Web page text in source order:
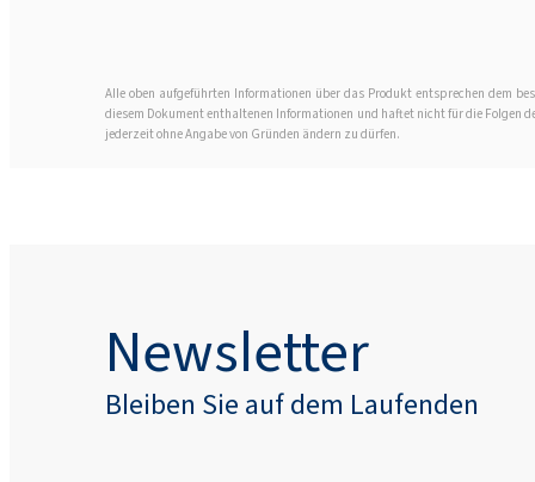
Alle oben aufgeführten Informationen über das Produkt entsprechen dem
diesem Dokument enthaltenen Informationen und haftet nicht für die Folgen
jederzeit ohne Angabe von Gründen ändern zu dürfen.
Newsletter
Bleiben Sie auf dem Laufenden